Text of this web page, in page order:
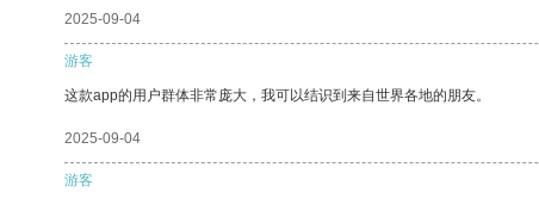
2025-09-04
游客
这款app的用户群体非常庞大，我可以结识到来自世界各地的朋友。
2025-09-04
游客